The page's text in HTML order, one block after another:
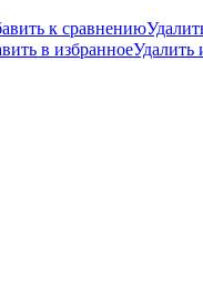
к сравнению
в избранноеУдалить